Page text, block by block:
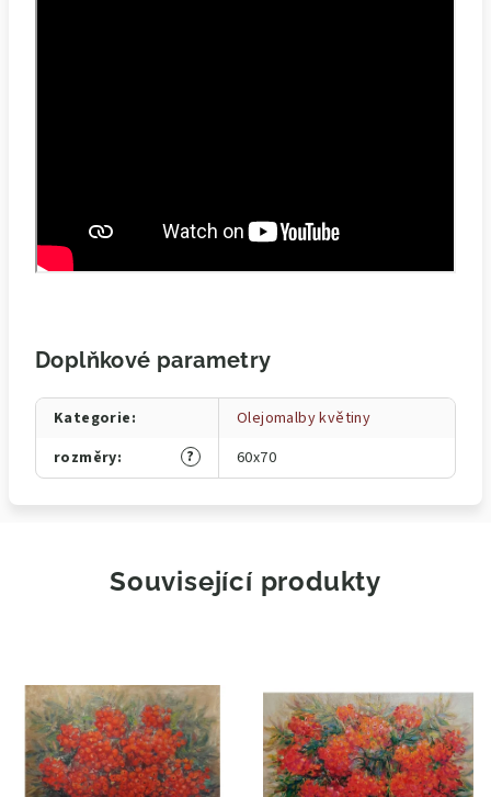
Doplňkové parametry
Kategorie:
Olejomalby květiny
?
rozměry: 60x70
Související produkty